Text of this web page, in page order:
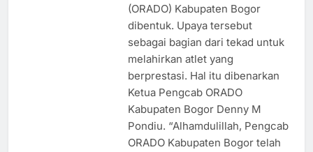
(ORADO) Kabupaten Bogor
dibentuk. Upaya tersebut
sebagai bagian dari tekad untuk
melahirkan atlet yang
berprestasi. Hal itu dibenarkan
Ketua Pengcab ORADO
Kabupaten Bogor Denny M
Pondiu. “Alhamdulillah, Pengcab
ORADO Kabupaten Bogor telah